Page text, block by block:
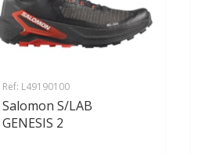
Ref: L49190100
Salomon S/LAB
GENESIS 2